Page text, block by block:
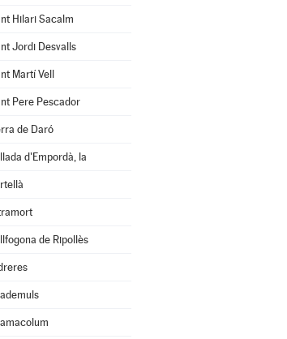
Hilari Sacalm
Jordi Desvalls
Martí Vell
Pere Pescador
de Daró
d'Empordà, la
de Ripollès